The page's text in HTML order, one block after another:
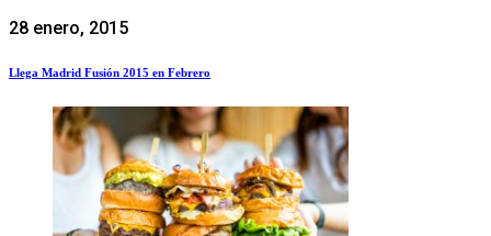
28 enero, 2015
Llega Madrid Fusión 2015 en Febrero